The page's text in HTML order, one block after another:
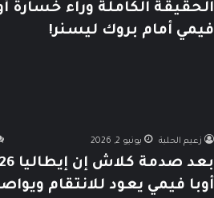
الحقيقة الكاملة وراء خسارة
فيمي أمام بروك ليسنر!
زعيم الحلبة يونيو 2, 2026
أوبا فيمي يعود للانتقام